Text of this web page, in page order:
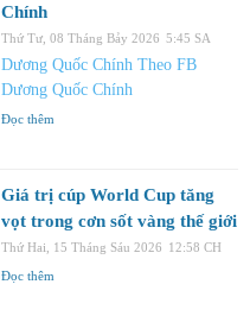
Chính
Thứ Tư, 08 Tháng Bảy 2026 5:45 SA
Dương Quốc Chính Theo FB
Dương Quốc Chính
Đọc thêm
Giá trị cúp World Cup tăng
vọt trong cơn sốt vàng thế giới
Thứ Hai, 15 Tháng Sáu 2026 12:58 CH
Đọc thêm